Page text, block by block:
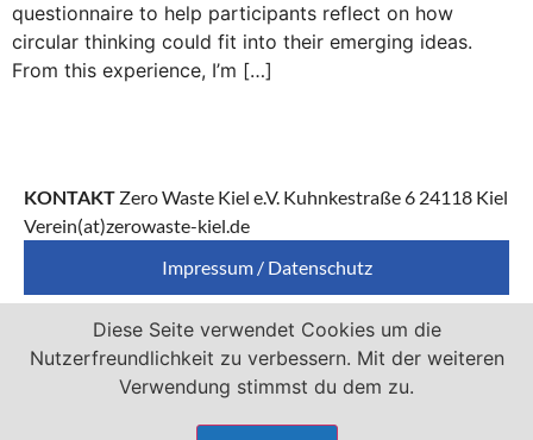
questionnaire to help participants reflect on how
circular thinking could fit into their emerging ideas.
From this experience, I’m […]
KONTAKT Zero Waste Kiel e.V. Kuhnkestraße 6 24118 Kiel
Verein(at)zerowaste-kiel.de
Impressum / Datenschutz
Zero Waste Kiel e.V. ist Mitglied von
Diese Seite verwendet Cookies um die
Nutzerfreundlichkeit zu verbessern. Mit der weiteren
Verwendung stimmst du dem zu.